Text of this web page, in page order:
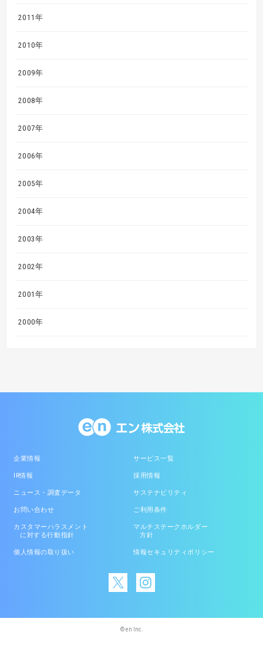
2011年
2010年
2009年
2008年
2007年
2006年
2005年
2004年
2003年
2002年
2001年
2000年
企業情報 サービス一覧
IR情報 採用情報
ニュース・調査データ サステナビリティ
お問い合わせ ご利用条件
カスタマーハラスメント
に対する行動指針
マルチステークホルダー
方針
個人情報の取り扱い 情報セキュリティポリシー
© en Inc.